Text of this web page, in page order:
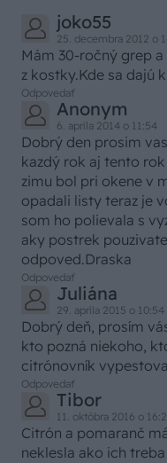
joko55
25. decembra 2012 o
Mám 30-ročný grep
z kostky.Kde sa dajú
Odpovedať
Anonym
6. apríla 2014 o 11:54
Dobrý den prosim
kazdý rok aj tento
zimu bol pri okene v
opadali listy teraz je
som ho polievala s
aky postrek
odpoved.Draska
Odpovedať
Juliána
29. apríla 2015 o 10:54
Dobrý deň, prosím
kto pozná niekoho,
citrónovník
Odpovedať
Tibor
11. októbra 2016 o
Citrón a pomaranč
neklesla ako ich